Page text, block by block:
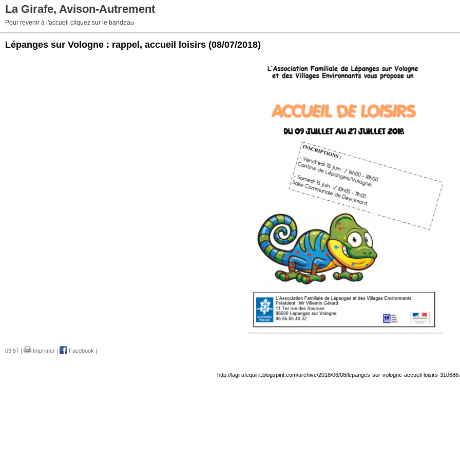
La Girafe, Avison-Autrement
Pour revenir à l'accueil cliquez sur le bandeau
Lépanges sur Vologne : rappel, accueil loisirs (08/07/2018)
09:57 | Imprimer Facebook
http://lagirafequirit.blogspirit.com/archive/2018/06/08/lepanges-sur-vologne-accueil-loisirs-